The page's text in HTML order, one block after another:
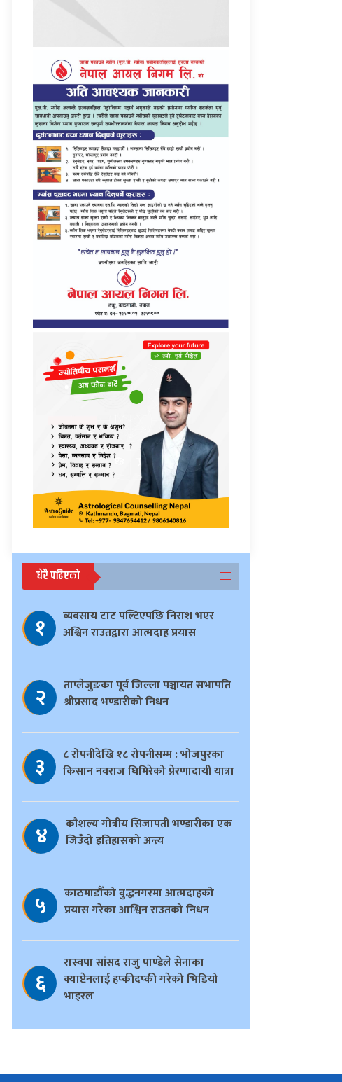
धेरै पढिएको
१
व्यवसाय टाट पल्टिएपछि निराश भएर
अश्विन राउतद्वारा आत्मदाह प्रयास
२
ताप्लेजुङका पूर्व जिल्ला पञ्चायत सभापति
श्रीप्रसाद भण्डारीको निधन
३
८ रोपनीदेखि १८ रोपनीसम्म : भोजपुरका
किसान नवराज घिमिरेको प्रेरणादायी यात्रा
४
काैशल्य गोत्रीय सिजापती भण्डारीका एक
जिउँदो इतिहासको अन्त्य
५
काठमाडौँको बुद्धनगरमा आत्मदाहको
प्रयास गरेका आश्विन राउतको निधन
६
रास्वपा सांसद राजु पाण्डेले सेनाका
क्याप्टेनलाई हप्कीदप्की गरेको भिडियो
भाइरल